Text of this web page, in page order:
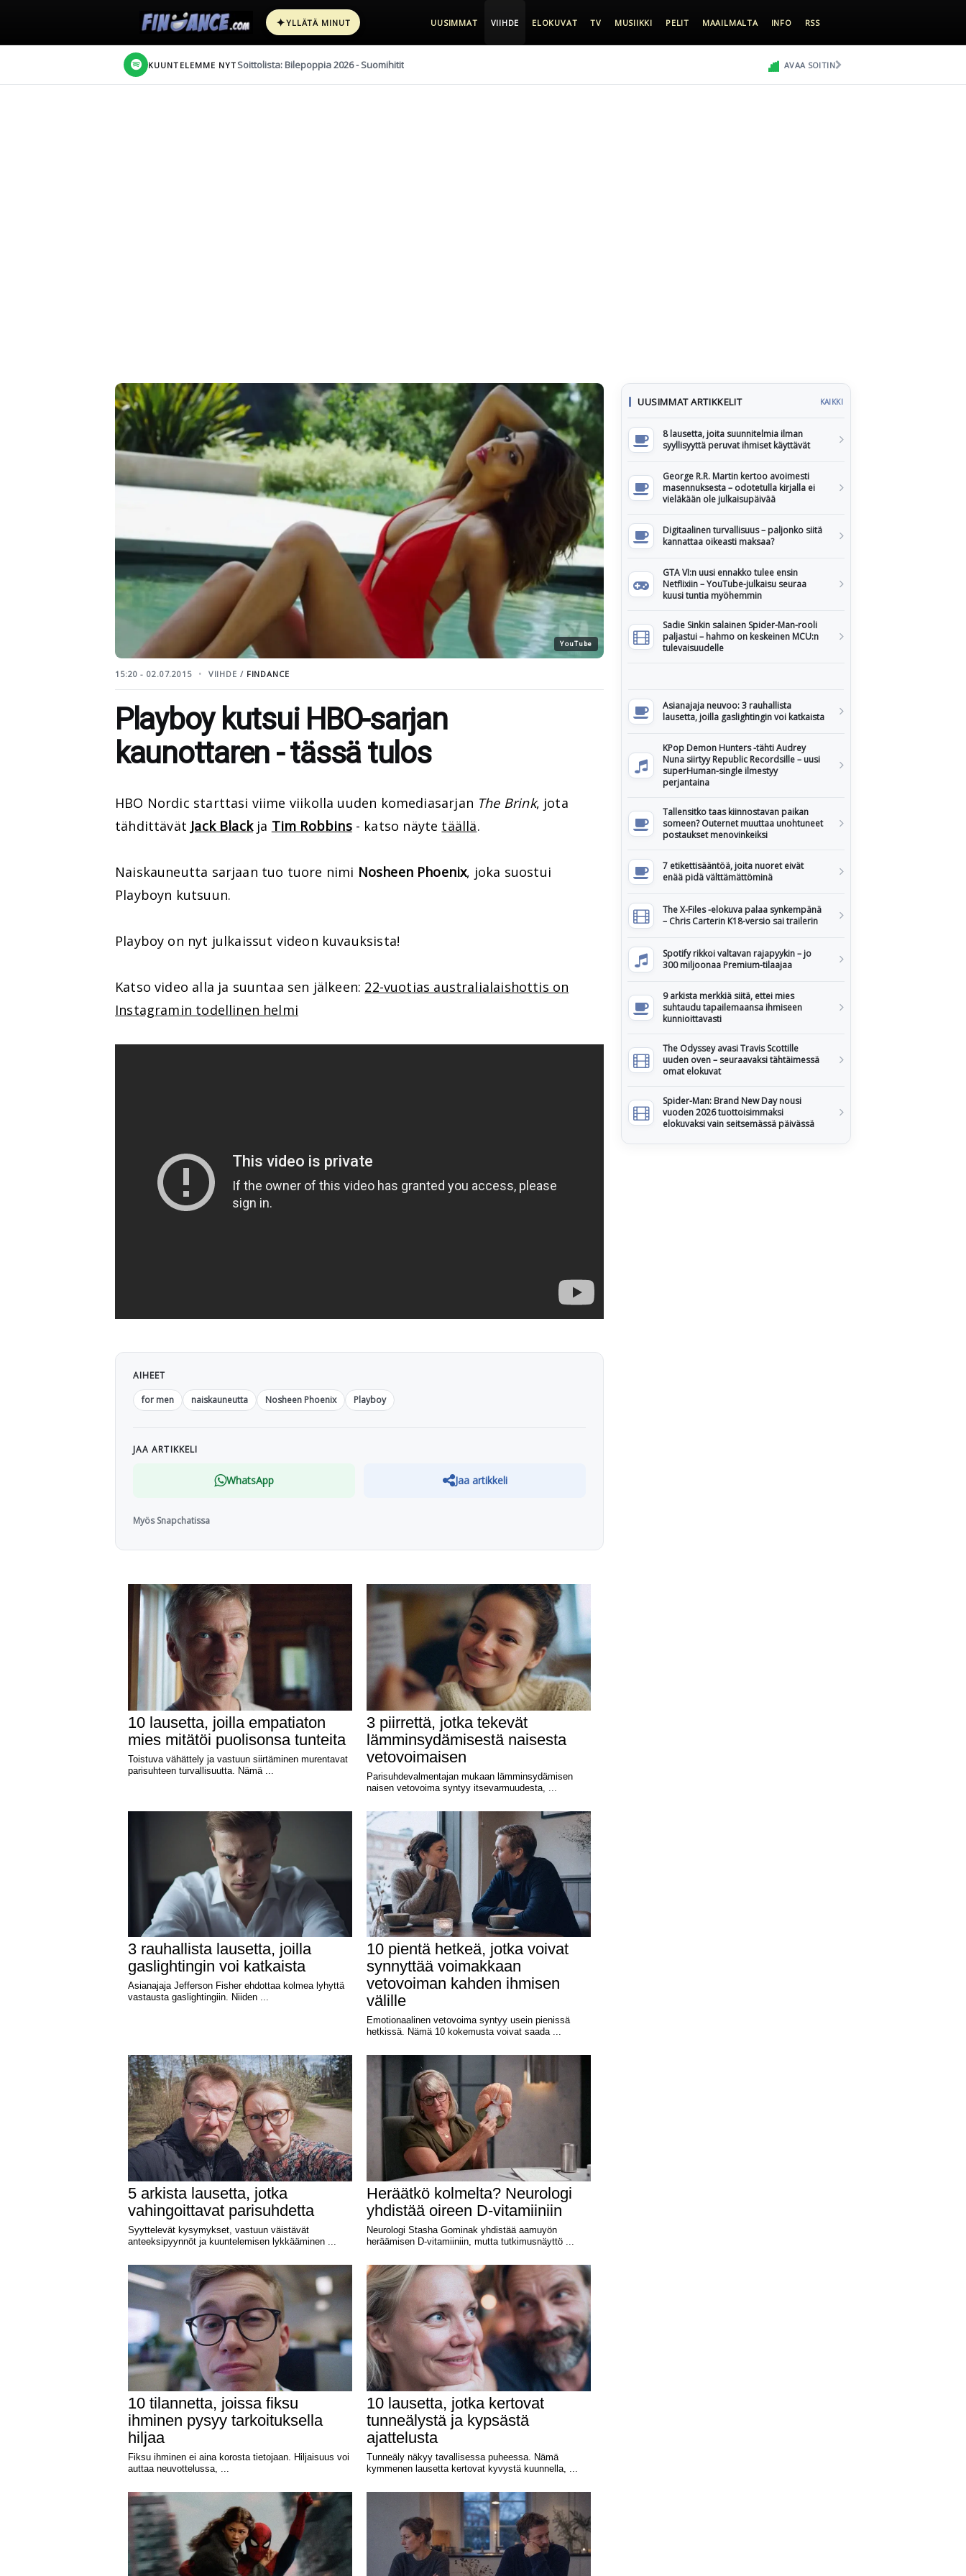
✦YLLÄTÄ MINUT UUSIMMAT VIIHDE ELOKUVAT TV MUSIIKKI PELIT MAAILMALTA INFO RSS
KUUNTELEMME NYT Soittolista: Bilepoppia 2026 - Suomihitit AVAA SOITIN
YouTube
15:20 - 02.07.2015 VIIHDE / FINDANCE
Playboy kutsui HBO-sarjan
kaunottaren - tässä tulos
HBO Nordic starttasi viime viikolla uuden komediasarjan The Brink, jota
tähdittävät Jack Blackja Tim Robbins- katso näyte täällä.
Naiskauneutta sarjaan tuo tuore nimi Nosheen Phoenix, joka suostui
Playboyn kutsuun.
Playboy on nyt julkaissut videon kuvauksista!
Katso video alla ja suuntaa sen jälkeen: 22-vuotias australialaishottis on
Instagramin todellinen helmi
AIHEET
for men
naiskauneutta Nosheen Phoenix Playboy
JAA ARTIKKELI
WhatsApp Jaa artikkeli
Myös Snapchatissa
UUSIMMAT ARTIKKELIT KAIKKI
8 lausetta, joita suunnitelmia ilman
syyllisyyttä peruvat ihmiset käyttävät
George R.R. Martin kertoo avoimesti
masennuksesta – odotetulla kirjalla ei
vieläkään ole julkaisupäivää
Digitaalinen turvallisuus – paljonko siitä
kannattaa oikeasti maksaa?
GTA VI:n uusi ennakko tulee ensin
Netflixiin – YouTube-julkaisu seuraa
kuusi tuntia myöhemmin
Sadie Sinkin salainen Spider-Man-rooli
paljastui – hahmo on keskeinen MCU:n
tulevaisuudelle
Asianajaja neuvoo: 3 rauhallista
lausetta, joilla gaslightingin voi katkaista
KPop Demon Hunters -tähti Audrey
Nuna siirtyy Republic Recordsille – uusi
superHuman-single ilmestyy
perjantaina
Tallensitko taas kiinnostavan paikan
someen? Outernet muuttaa unohtuneet
postaukset menovinkeiksi
7 etikettisääntöä, joita nuoret eivät
enää pidä välttämättöminä
The X-Files -elokuva palaa synkempänä
– Chris Carterin K18-versio sai trailerin
Spotify rikkoi valtavan rajapyykin – jo
300 miljoonaa Premium-tilaajaa
9 arkista merkkiä siitä, ettei mies
suhtaudu tapailemaansa ihmiseen
kunnioittavasti
The Odyssey avasi Travis Scottille
uuden oven – seuraavaksi tähtäimessä
omat elokuvat
Spider-Man: Brand New Day nousi
vuoden 2026 tuottoisimmaksi
elokuvaksi vain seitsemässä päivässä